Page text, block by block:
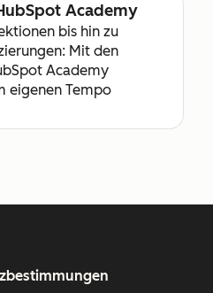
Academy
bis hin zu
Mit den
Academy
eigenen Tempo